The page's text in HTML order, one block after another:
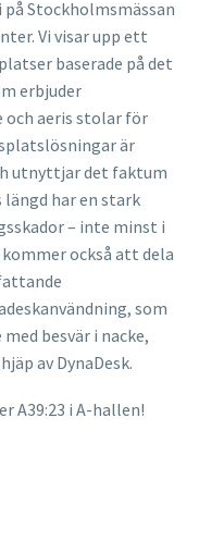
på Stockholmsmässan
Vi visar upp ett
baserade på det
erbjuder
aeris stolar för
är
utnyttjar det faktum
har en stark
– inte minst i
också att dela
som
besvär i nacke,
av DynaDesk.
A39:23 i A-hallen!